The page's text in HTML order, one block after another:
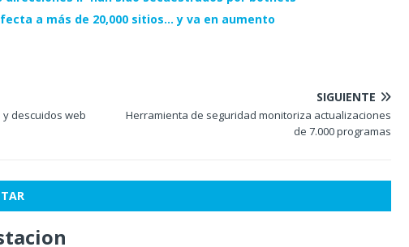
a más de 20,000 sitios… y va en aumento
y descuidos web
SIGUIENTE
Herramienta de seguridad monitoriza actualizaciones
de 7.000 programas